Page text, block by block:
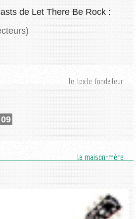
de Let There Be Rock :
le texte fondateur
la maison-mère